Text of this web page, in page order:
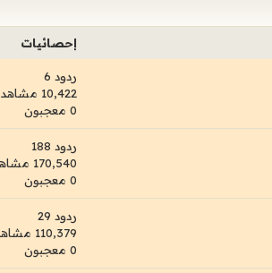
إحصائيات
ردود 6
10,422 مشاهدات
0 معجبون
ردود 188
170,540 مشاهدات
0 معجبون
ردود 29
110,379 مشاهدات
0 معجبون